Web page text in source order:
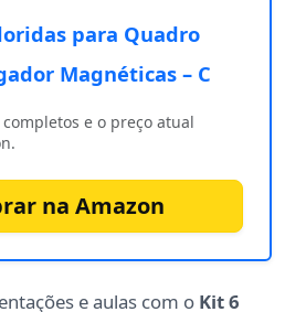
para Quadro
Magnéticas – C
e o preço atual
na Amazon
e aulas com o Kit 6